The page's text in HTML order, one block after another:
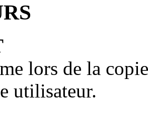
lors de la
utilisateur.